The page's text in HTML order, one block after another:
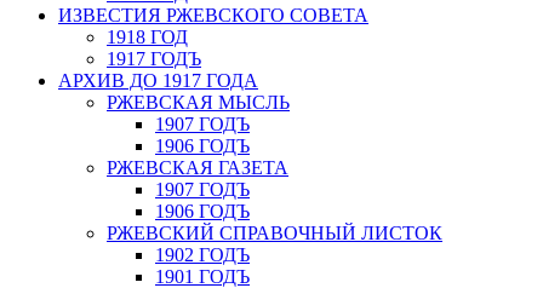
ИЗВЕСТИЯ РЖЕВСКОГО СОВЕТА
1918 ГОД
1917 ГОДЪ
АРХИВ ДО 1917 ГОДА
РЖЕВСКАЯ МЫСЛЬ
1907 ГОДЪ
1906 ГОДЪ
РЖЕВСКАЯ ГАЗЕТА
1907 ГОДЪ
1906 ГОДЪ
РЖЕВСКИЙ СПРАВОЧНЫЙ ЛИСТОК
1902 ГОДЪ
1901 ГОДЪ